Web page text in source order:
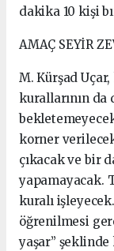
dakika 10 kişi
AMAÇ SEYİR
M. Kürşad
kurallarının da
korner
çıkacak ve bir
yapamayacak.
kuralı
öğrenilmesi
yaşar” şeklinde